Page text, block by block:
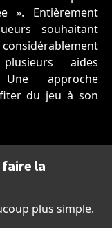
». Entièrement
souhaitant
aides
Une approche
du jeu à son
faire la
plus simple.